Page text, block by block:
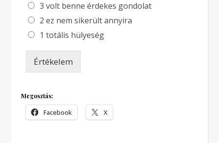
3 volt benne érdekes gondolat
2 ez nem sikerült annyira
1 totális hülyeség
Értékelem
Megosztás:
Facebook X